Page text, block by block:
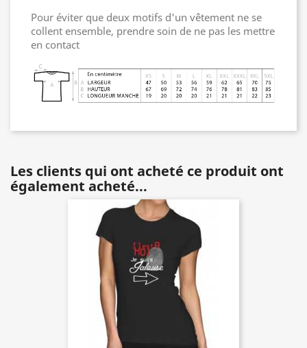
Pour éviter que deux motifs d'un vêtement ne se
collent ensemble, prendre soin de ne pas les mettre
en contact
Les clients qui ont acheté ce produit ont
également acheté...